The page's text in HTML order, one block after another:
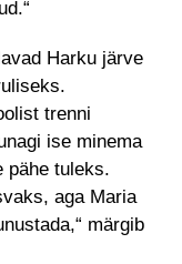
Harku järve
trenni
ise minema
pähe tuleks.
aga Maria
märgib